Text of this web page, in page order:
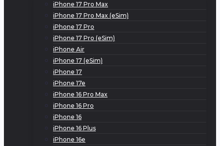
iPhone 17 Pro Max
iPhone 17 Pro Max (eSim)
iPhone 17 Pro
iPhone 17 Pro (eSim)
iPhone Air
iPhone 17 (eSim)
iPhone 17
iPhone 17e
iPhone 16 Pro Max
iPhone 16 Pro
iPhone 16
iPhone 16 Plus
iPhone 16e